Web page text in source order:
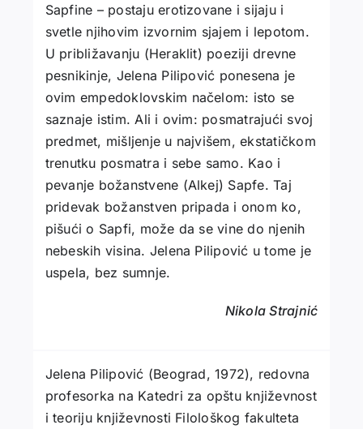
Sapfine – postaju erotizovane i sijaju i
svetle njihovim izvornim sjajem i lepotom.
U približavanju (Heraklit) poeziji drevne
pesnikinje, Jelena Pilipović ponesena je
ovim empedoklovskim načelom: isto se
saznaje istim. Ali i ovim: posmatrajući svoj
predmet, mišljenje u najvišem, ekstatičkom
trenutku posmatra i sebe samo. Kao i
pevanje božanstvene (Alkej) Sapfe. Taj
pridevak božanstven pripada i onom ko,
pišući o Sapfi, može da se vine do njenih
nebeskih visina. Jelena Pilipović u tome je
uspela, bez sumnje.
Nikola Strajnić
Jelena Pilipović (Beograd, 1972), redovna
profesorka na Katedri za opštu književnost
i teoriju književnosti Filološkog fakulteta